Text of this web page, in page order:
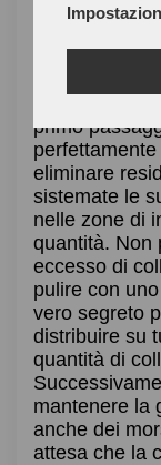
Come
legno
primo
eliminare
sistemate le
nelle zone di
quantità. Non
eccesso di
pulire con
vero segreto
distribuire su
quantità di
mantenere la
anche dei
attesa che la